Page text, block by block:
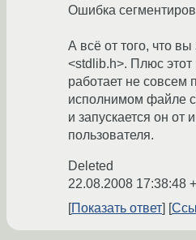
Ошибка
А всё от того, что
<stdlib.h>. Плюс этот
работает не совсем
исполнимом файле
и запускается он от
пользователя.
Deleted
22.08.2008 17:38:48
Показать ответ